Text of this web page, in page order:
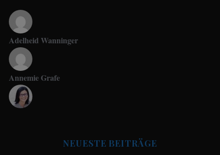
Adelheid Wanninger
Annemie Grafe
NEUESTE BEITRÄGE